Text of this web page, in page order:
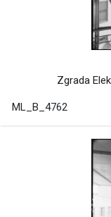
Zgrada
ML_B_4762